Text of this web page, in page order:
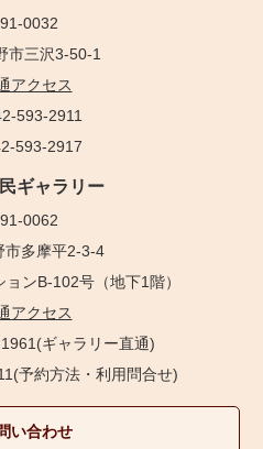
0032
市三沢3-50-1
アクセス
593-2911
593-2917
ギャラリー
0062
市多摩平2-3-4
ンB-102号（地下1階）
アクセス
ギャラリー直通)
予約方法・利用問合せ)
い合わせ